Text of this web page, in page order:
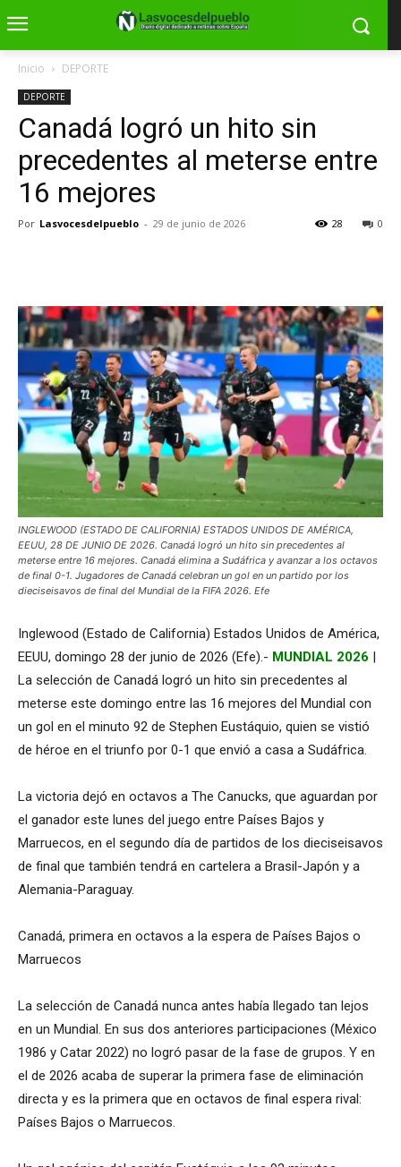
Inicio DEPORTE
DEPORTE
Canadá logró un hito sin
precedentes al meterse entre
16 mejores
Por Lasvocesdelpueblo - 29 de junio de 2026 0
28
INGLEWOOD (ESTADO DE CALIFORNIA) ESTADOS UNIDOS DE AMÉRICA,
EEUU, 28 DE JUNIO DE 2026. Canadá logró un hito sin precedentes al
meterse entre 16 mejores. Canadá elimina a Sudáfrica y avanzar a los octavos
de final 0-1. Jugadores de Canadá celebran un gol en un partido por los
dieciseisavos de final del Mundial de la FIFA 2026. Efe
Inglewood (Estado de California) Estados Unidos de América,
EEUU, domingo 28 der junio de 2026 (Efe).- MUNDIAL 2026 |
La selección de Canadá logró un hito sin precedentes al
meterse este domingo entre las 16 mejores del Mundial con
un gol en el minuto 92 de Stephen Eustáquio, quien se vistió
de héroe en el triunfo por 0-1 que envió a casa a Sudáfrica.
La victoria dejó en octavos a The Canucks, que aguardan por
el ganador este lunes del juego entre Países Bajos y
Marruecos, en el segundo día de partidos de los dieciseisavos
de final que también tendrá en cartelera a Brasil-Japón y a
Alemania-Paraguay.
Canadá, primera en octavos a la espera de Países Bajos o
Marruecos
La selección de Canadá nunca antes había llegado tan lejos
en un Mundial. En sus dos anteriores participaciones (México
1986 y Catar 2022) no logró pasar de la fase de grupos. Y en
el de 2026 acaba de superar la primera fase de eliminación
directa y es la primera que en octavos de final espera rival:
Países Bajos o Marruecos.